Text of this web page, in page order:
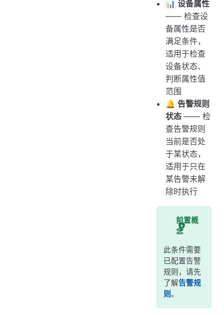
📊 设备属性
—— 检查设
备属性是否
满足条件，
适用于检查
设备状态、
判断属性值
范围
🔔 告警规则
状态 —— 检
查告警规则
当前是否处
于某状态，
适用于只在
某告警未解
除时执行
前置概
念
此条件需要
已配置告警
规则，请先
了解告警规
则。